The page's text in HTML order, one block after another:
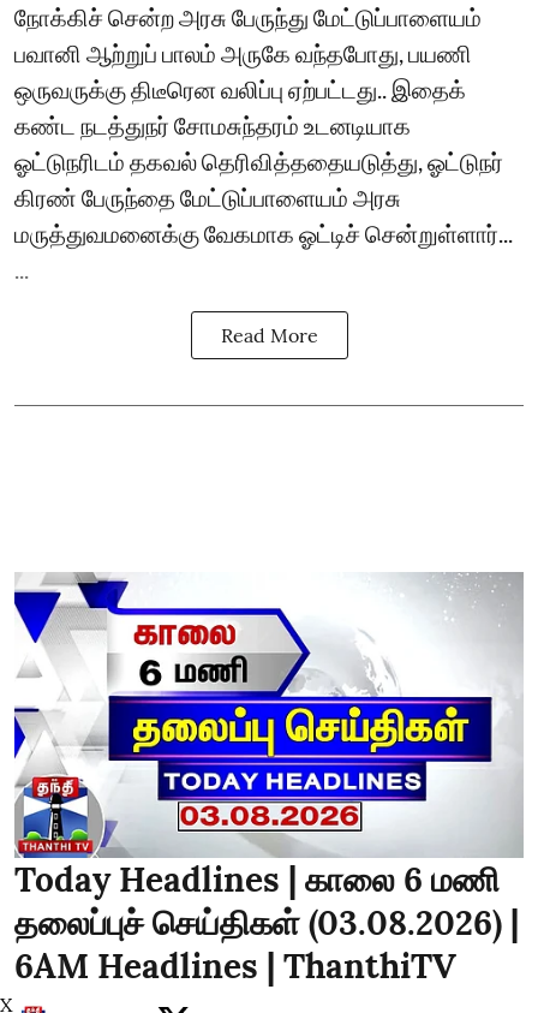
நோக்கிச் சென்ற அரசு பேருந்து மேட்டுப்பாளையம்
பவானி ஆற்றுப் பாலம் அருகே வந்தபோது, பயணி
ஒருவருக்கு திடீரென வலிப்பு ஏற்பட்டது.. இதைக்
கண்ட நடத்துநர் சோமசுந்தரம் உடனடியாக
ஓட்டுநரிடம் தகவல் தெரிவித்ததையடுத்து, ஓட்டுநர்
கிரண் பேருந்தை மேட்டுப்பாளையம் அரசு
மருத்துவமனைக்கு வேகமாக ஓட்டிச் சென்றுள்ளார்...
Read More
Today Headlines | காலை 6 மணி
தலைப்புச் செய்திகள் (03.08.2026) |
6AM Headlines | ThanthiTV
X